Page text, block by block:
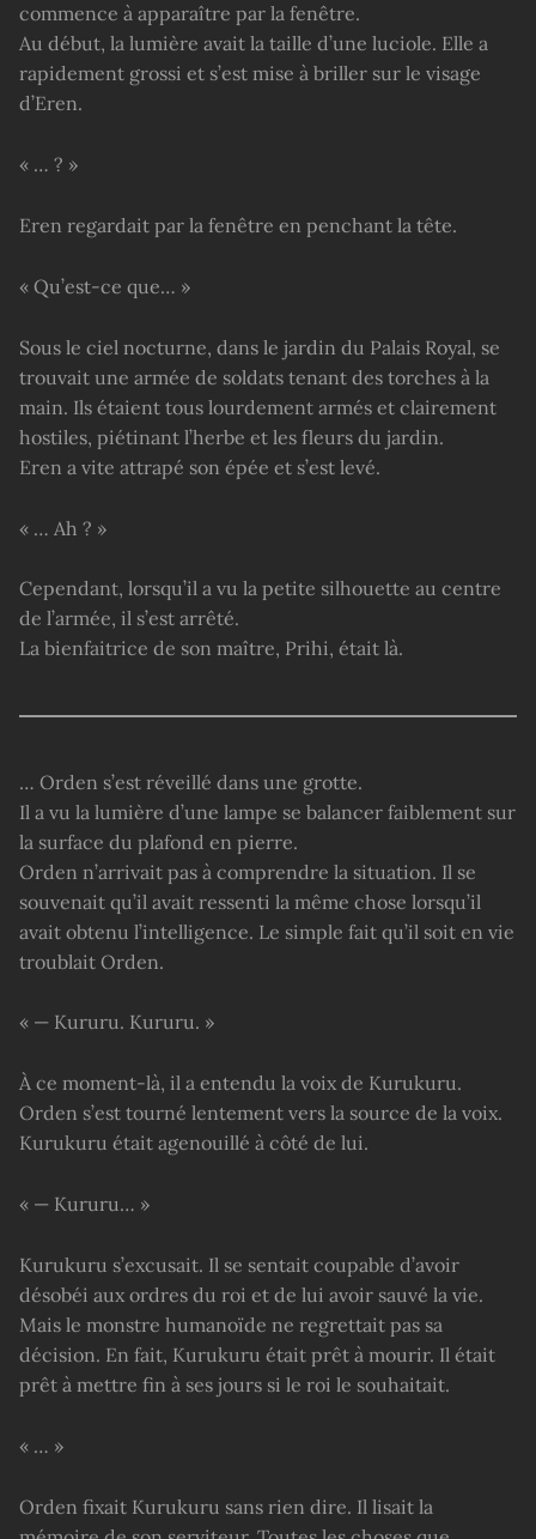
commence à apparaître par la fenêtre.
Au début, la lumière avait la taille d’une luciole. Elle a
rapidement grossi et s’est mise à briller sur le visage
d’Eren.
« … ? »
Eren regardait par la fenêtre en penchant la tête.
« Qu’est-ce que… »
Sous le ciel nocturne, dans le jardin du Palais Royal, se
trouvait une armée de soldats tenant des torches à la
main. Ils étaient tous lourdement armés et clairement
hostiles, piétinant l’herbe et les fleurs du jardin.
Eren a vite attrapé son épée et s’est levé.
« … Ah ? »
Cependant, lorsqu’il a vu la petite silhouette au centre
de l’armée, il s’est arrêté.
La bienfaitrice de son maître, Prihi, était là.
… Orden s’est réveillé dans une grotte.
Il a vu la lumière d’une lampe se balancer faiblement sur
la surface du plafond en pierre.
Orden n’arrivait pas à comprendre la situation. Il se
souvenait qu’il avait ressenti la même chose lorsqu’il
avait obtenu l’intelligence. Le simple fait qu’il soit en vie
troublait Orden.
« — Kururu. Kururu. »
À ce moment-là, il a entendu la voix de Kurukuru.
Orden s’est tourné lentement vers la source de la voix.
Kurukuru était agenouillé à côté de lui.
« — Kururu… »
Kurukuru s’excusait. Il se sentait coupable d’avoir
désobéi aux ordres du roi et de lui avoir sauvé la vie.
Mais le monstre humanoïde ne regrettait pas sa
décision. En fait, Kurukuru était prêt à mourir. Il était
prêt à mettre fin à ses jours si le roi le souhaitait.
« … »
Orden fixait Kurukuru sans rien dire. Il lisait la